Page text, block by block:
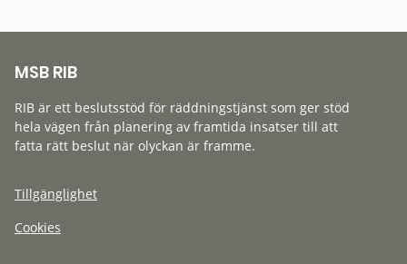
MSB RIB
RIB är ett beslutsstöd för räddningstjänst som ger stöd
hela vägen från planering av framtida insatser till att
fatta rätt beslut när olyckan är framme.
Tillgänglighet
Cookies